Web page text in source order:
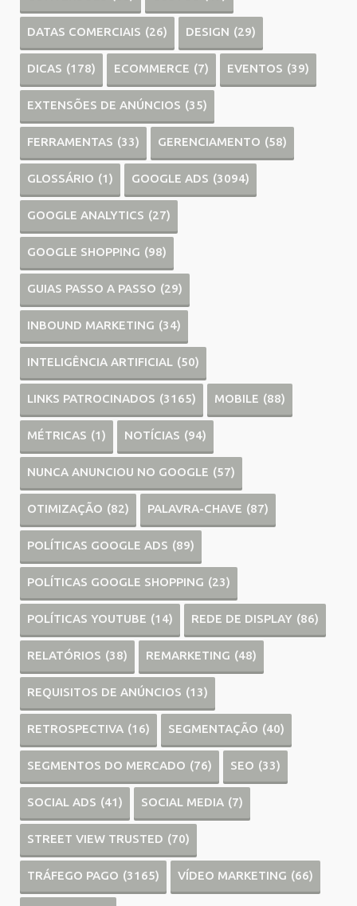
DATAS COMERCIAIS (26) DESIGN (29)
DICAS (178) ECOMMERCE (7) EVENTOS (39)
EXTENSÕES DE ANÚNCIOS (35)
FERRAMENTAS (33) GERENCIAMENTO (58)
GLOSSÁRIO (1) GOOGLE ADS (3094)
GOOGLE ANALYTICS (27)
GOOGLE SHOPPING (98)
GUIAS PASSO A PASSO (29)
INBOUND MARKETING (34)
INTELIGÊNCIA ARTIFICIAL (50)
LINKS PATROCINADOS (3165) MOBILE (88)
MÉTRICAS (1) NOTÍCIAS (94)
NUNCA ANUNCIOU NO GOOGLE (57)
OTIMIZAÇÃO (82) PALAVRA-CHAVE (87)
POLÍTICAS GOOGLE ADS (89)
POLÍTICAS GOOGLE SHOPPING (23)
POLÍTICAS YOUTUBE (14) REDE DE DISPLAY (86)
RELATÓRIOS (38) REMARKETING (48)
REQUISITOS DE ANÚNCIOS (13)
RETROSPECTIVA (16) SEGMENTAÇÃO (40)
SEGMENTOS DO MERCADO (76) SEO (33)
SOCIAL ADS (41) SOCIAL MEDIA (7)
STREET VIEW TRUSTED (70)
TRÁFEGO PAGO (3165) VÍDEO MARKETING (66)